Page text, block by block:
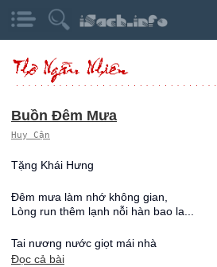
Buồn Đêm Mưa
Huy Cận
Tặng Khái Hưng
Đêm mưa làm nhớ không gian,
Lòng run thêm lạnh nỗi hàn bao la...
Tai nương nước giọt mái nhà
Đọc cả bài